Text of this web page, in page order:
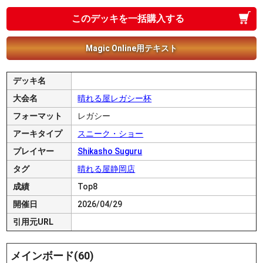
このデッキを一括購入する
Magic Online用テキスト
デッキ名
大会名
晴れる屋レガシー杯
フォーマット
レガシー
アーキタイプ
スニーク・ショー
プレイヤー
Shikasho Suguru
タグ
晴れる屋静岡店
成績
Top8
開催日
2026/04/29
引用元URL
メインボード(60)